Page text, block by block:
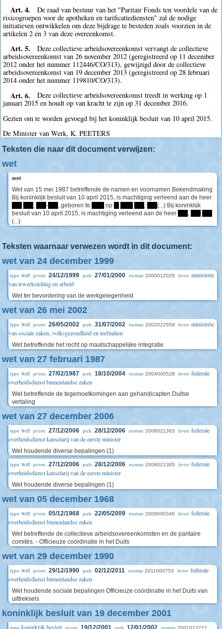
Art. 4.
De raad van bestuur van het "Paritair Fonds ten voordele van de
risicogroepen voor de apotheken en tarificatiediensten" zal de nodige
initiatieven ontwikkelen om deze bijdrage te besteden zoals voorzien in de
artikelen 2 en 3 van deze overeenkomst.
Art. 5.
Deze collectieve arbeidsovereenkomst vervangt de collectieve
arbeidsovereenkomst van 26 november 2012 (geregistreerd op 11 december
2012 onder het nummer 112446/CO/313), gewijzigd door de collectieve
arbeidsovereenkomst van 19 december 2013 (geregistreerd op 28 februari
2014 onder het nummer 119810/CO/313).
Art. 6.
Deze collectieve arbeidsovereenkomst treedt in werking op 1
januari 2015 en houdt op van kracht te zijn op 31 december 2016.
Gezien om te worden gevoegd bij het koninklijk besluit van 10 april 2015.
De Minister van Werk, K. PEETERS
Teksten die naar dit document verwijzen:
wet
wet
Wet van 15 mei 1987 betreffende de namen en voornamen Bekendmaking
Bij koninklijk besluit van 10 april 2015, is machtiging verleend aan de heer
- , geboren te op
(...) Bij koninklijk
besluit van 10 april 2015, is machtiging verleend aan de heer
(...)
Teksten waarnaar verwezen wordt in dit document:
wet van 24 december 1999
type wet prom. 24/12/1999 pub. 27/01/2000 numac 2000012029 bron ministerie
van tewerkstelling en arbeid
Wet ter bevordering van de werkgelegenheid
wet van 26 mei 2002
type wet prom. 26/05/2002 pub. 31/07/2002 numac 2002022559 bron ministerie
van sociale zaken, volksgezondheid en leefmilieu
Wet betreffende het recht op maatschappelijke integratie
wet van 27 februari 1987
type wet prom. 27/02/1987 pub. 18/10/2004 numac 2004000528 bron federale
overheidsdienst binnenlandse zaken
Wet betreffende de tegemoetkomingen aan gehandicapten Duitse
vertaling
wet van 27 december 2006
type wet prom. 27/12/2006 pub. 28/12/2006 numac 2006021363 bron federale
overheidsdienst kanselarij van de eerste minister
Wet houdende diverse bepalingen (1)
type wet prom. 27/12/2006 pub. 28/12/2006 numac 2006021365 bron federale
overheidsdienst kanselarij van de eerste minister
Wet houdende diverse bepalingen (1)
wet van 05 december 1968
type wet prom. 05/12/1968 pub. 22/05/2009 numac 2009000346 bron federale
overheidsdienst binnenlandse zaken
Wet betreffende de collectieve arbeidsovereenkomsten en de paritaire
comités. - Officieuze coördinatie in het Duits
wet van 29 december 1990
type wet prom. 29/12/1990 pub. 02/12/2011 numac 2011000753 bron federale
overheidsdienst binnenlandse zaken
Wet houdende sociale bepalingen Officieuze coördinatie in het Duits van
uittreksels
koninklijk besluit van 19 december 2001
type koninklijk besluit prom. 19/12/2001 pub. 12/01/2002 numac 2001013227